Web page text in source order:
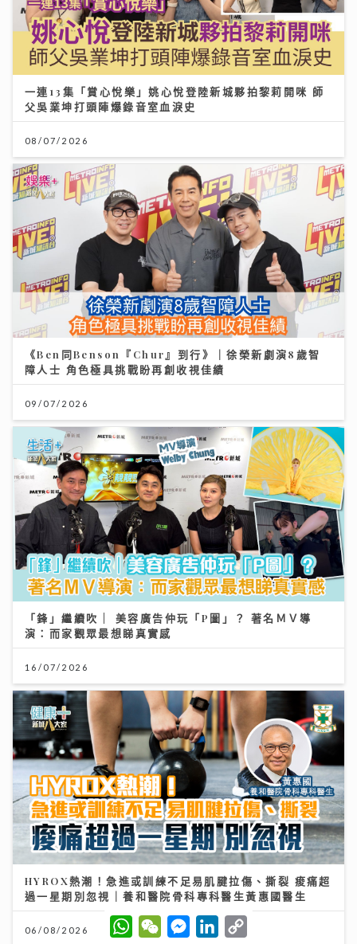
一連13集「賞心悅樂」姚心悅登陸新城夥拍黎莉開咪 師
父吳業坤打頭陣爆錄音室血淚史
08/07/2026
《Ben同Benson『Chur』到行》｜徐榮新劇演8歲智
障人士 角色極具挑戰盼再創收視佳績
09/07/2026
「鋒」繼續吹 | 美容廣告仲玩「P圖」？ 著名ＭＶ導
演：而家觀眾最想睇真實感
16/07/2026
HYROX熱潮！急進或訓練不足易肌腱拉傷、撕裂 痠痛超
過一星期別忽視｜養和醫院骨科專科醫生黃惠國醫生
06/08/2026
W
h
W
e
M
e
L